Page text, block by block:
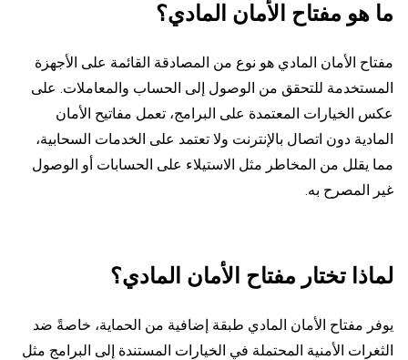
ما هو مفتاح الأمان المادي؟
مفتاح الأمان المادي هو نوع من المصادقة القائمة على الأجهزة
المستخدمة للتحقق من الوصول إلى الحساب والمعاملات. على
عكس الخيارات المعتمدة على البرامج، تعمل مفاتيح الأمان
المادية دون اتصال بالإنترنت ولا تعتمد على الخدمات السحابية،
مما يقلل من المخاطر مثل الاستيلاء على الحسابات أو الوصول
غير المصرح به.
لماذا تختار مفتاح الأمان المادي؟
يوفر مفتاح الأمان المادي طبقة إضافية من الحماية، خاصةً ضد
الثغرات الأمنية المحتملة في الخيارات المستندة إلى البرامج مثل